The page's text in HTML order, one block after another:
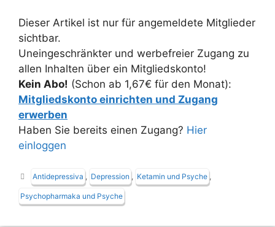
Dieser Artikel ist nur für angemeldete Mitglieder
sichtbar.
Uneingeschränkter und werbefreier Zugang zu
allen Inhalten über ein Mitgliedskonto!
Kein Abo! (Schon ab 1,67€ für den Monat):
Mitgliedskonto einrichten und Zugang
erwerben
Haben Sie bereits einen Zugang? Hier
einloggen
Schlagwörter
Antidepressiva , Depression , Ketamin und Psyche ,
Psychopharmaka und Psyche